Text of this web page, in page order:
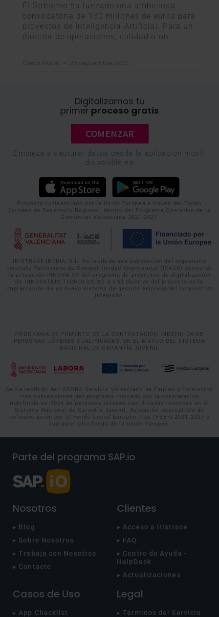
El Gobierno ha lanzado una ambiciosa
convocatoria de 130 millones de euros para
proyectos de Inteligencia Artificial. Para un
director de operaciones, calidad o un
Digitalizamos tu
primer proceso gratis
COMENZAR
Empieza a capturar datos desde la aplicación móvil,
disponible en
Proyecto cofinanciado por la Unión Europea a través del Fondo
Europeo de Desarrollo Regional, dentro del Programa Operativo de la
Comunitat Valenciana 2021-2027
IRISTRACE IBERIA, S.L. ha recibido una subvención del organismo
Instituto Valenciano de Competitividad Empresarial (IVACE) dentro de
la actuación INNOVA-CV del programa de proyectos de digitalización
de INNOVATEIC TECNOLOGÍAS 4.0 El objetivo del proyecto es la
implantación de un nuevo sistema de gestión empresarial corporativo
integrado.
PROGRAMA DE FOMENTO DE LA CONTRATACIÓN INDEFINIDA DE
PERSONAS JÓVENES CUALIFICADAS, EN EL MARCO DEL SISTEMA
NACIONAL DE GARANTÍA JUVENIL
Se ha recibido de LABORA Servicio Valenciano de Empleo y Formación
tres subvenciones del programa indicado por la contratación
indefinida en 2024 de personas jóvenes cualificadas inscritas en el
Sistema Nacional de Garantía Juvenil. Actuación susceptible de
cofinanciación por el Fondo Social Europeo Plus (FSE+) 2021-2027 o
cualquier otro fondo de la Unión Europea.
Parte del programa SAP.io
Nosotros
▸ Blog
▸ Sobre Nosotros
▸ Trabaja con Nosotros
▸ Contacto
Clientes
▸ Acceso a Iristrace
▸ FAQ
▸ Centro de Ayuda -
HelpDesk
▸ Actualizaciones
Casos de Uso
▸ App Checklist
Legal
▸ Términos del Servicio